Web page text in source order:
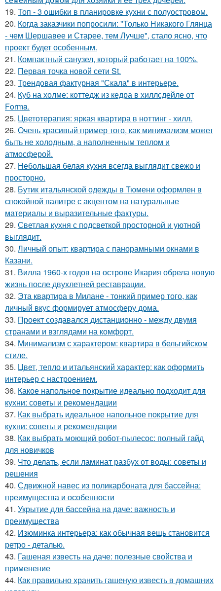
19. Топ - 3 ошибки в планировке кухни с полуостровом.
20. Когда заказчики попросили: "Только Никакого Глянца
- чем Шершавее и Старее, тем Лучше", стало ясно, что
проект будет особенным.
21. Компактный санузел, который работает на 100%.
22. Первая точка новой сети St.
23. Трендовая фактурная "Скала" в интерьере.
24. Куб на холме: коттедж из кедра в хиллсдейле от
Forma.
25. Цветотерапия: яркая квартира в ноттинг - хилл.
26. Очень красивый пример того, как минимализм может
быть не холодным, а наполненным теплом и
атмосферой.
27. Небольшая белая кухня всегда выглядит свежо и
просторно.
28. Бутик итальянской одежды в Тюмени оформлен в
спокойной палитре с акцентом на натуральные
материалы и выразительные фактуры.
29. Светлая кухня с подсветкой просторной и уютной
выглядит.
30. Личный опыт: квартира с панорамными окнами в
Казани.
31. Вилла 1960-х годов на острове Икария обрела новую
жизнь после двухлетней реставрации.
32. Эта квартира в Милане - тонкий пример того, как
личный вкус формирует атмосферу дома.
33. Проект создавался дистанционно - между двумя
странами и взглядами на комфорт.
34. Минимализм с характером: квартира в бельгийском
стиле.
35. Цвет, тепло и итальянский характер: как оформить
интерьер с настроением.
36. Какое напольное покрытие идеально подходит для
кухни: советы и рекомендации
37. Как выбрать идеальное напольное покрытие для
кухни: советы и рекомендации
38. Как выбрать моющий робот-пылесос: полный гайд
для новичков
39. Что делать, если ламинат разбух от воды: советы и
решения
40. Сдвижной навес из поликарбоната для бассейна:
преимущества и особенности
41. Укрытие для бассейна на даче: важность и
преимущества
42. Изюминка интерьера: как обычная вещь становится
ретро - деталью.
43. Гашеная известь на даче: полезные свойства и
применение
44. Как правильно хранить гашеную известь в домашних